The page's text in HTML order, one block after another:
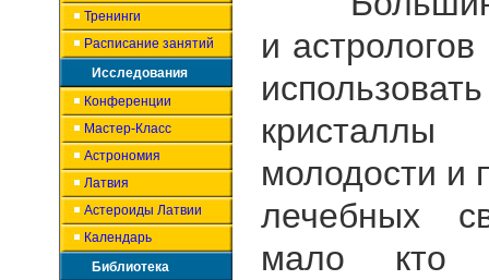
Тренинги
Расписание занятий
Исследования
Конференции
Мастер-Класс
Астрономия
Латвия
Астероиды Латвии
Календарь
Библиотека
и
молодости и
лечебных
мало кто